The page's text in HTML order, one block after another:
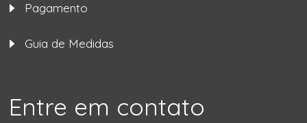
Pagamento
Guia de Medidas
Entre em contato